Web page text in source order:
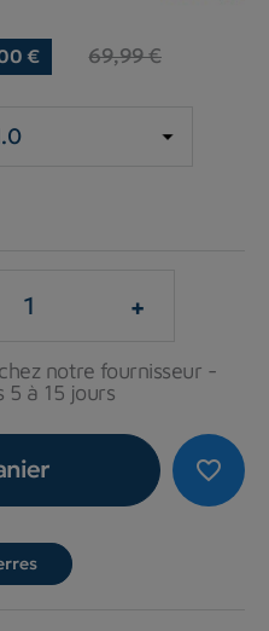
€ 69,99 €
+
notre fournisseur -
5 à 15 jours
favorite_border